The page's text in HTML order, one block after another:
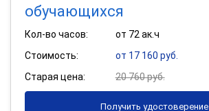
обучающихся
Кол-во часов:
от 72 ак.ч
Стоимость:
от 17 160 руб.
Старая цена:
20 760 руб.
Получить удостоверение